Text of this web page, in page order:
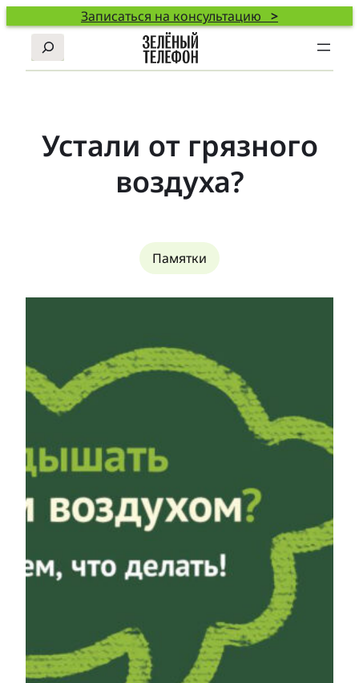
Записаться на консультацию >
Поиск
Устали от грязного
воздуха?
Памятки